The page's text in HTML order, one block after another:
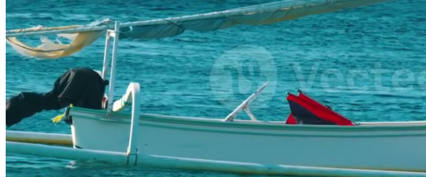
Imagens Editoriais
Eventos Editoriais